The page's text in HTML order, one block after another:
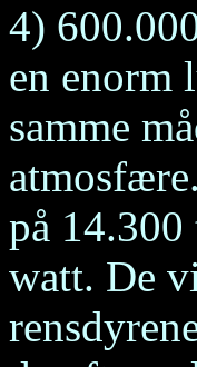
4)
en enorm
samme
på
watt. De